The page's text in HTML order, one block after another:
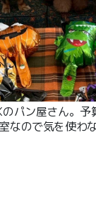
パン屋さん。予
なので気を使わ